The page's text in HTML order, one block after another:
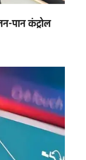
पान कंट्रोल